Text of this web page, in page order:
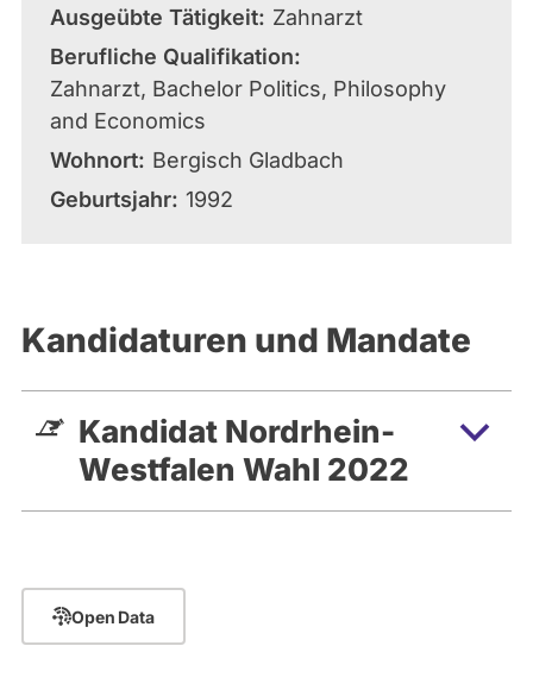
Ausgeübte Tätigkeit
Zahnarzt
Berufliche Qualifikation
Zahnarzt, Bachelor Politics, Philosophy
and Economics
Wohnort
Bergisch Gladbach
Geburtsjahr 1992
Kandidaturen und Mandate
Kandidat Nordrhein-
Westfalen Wahl 2022
Open Data